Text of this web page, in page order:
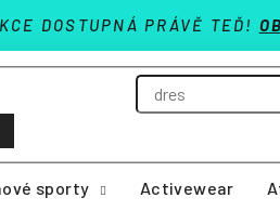
DOSTUPNÁ PRÁVĚ TEĎ!
sporty Activewear